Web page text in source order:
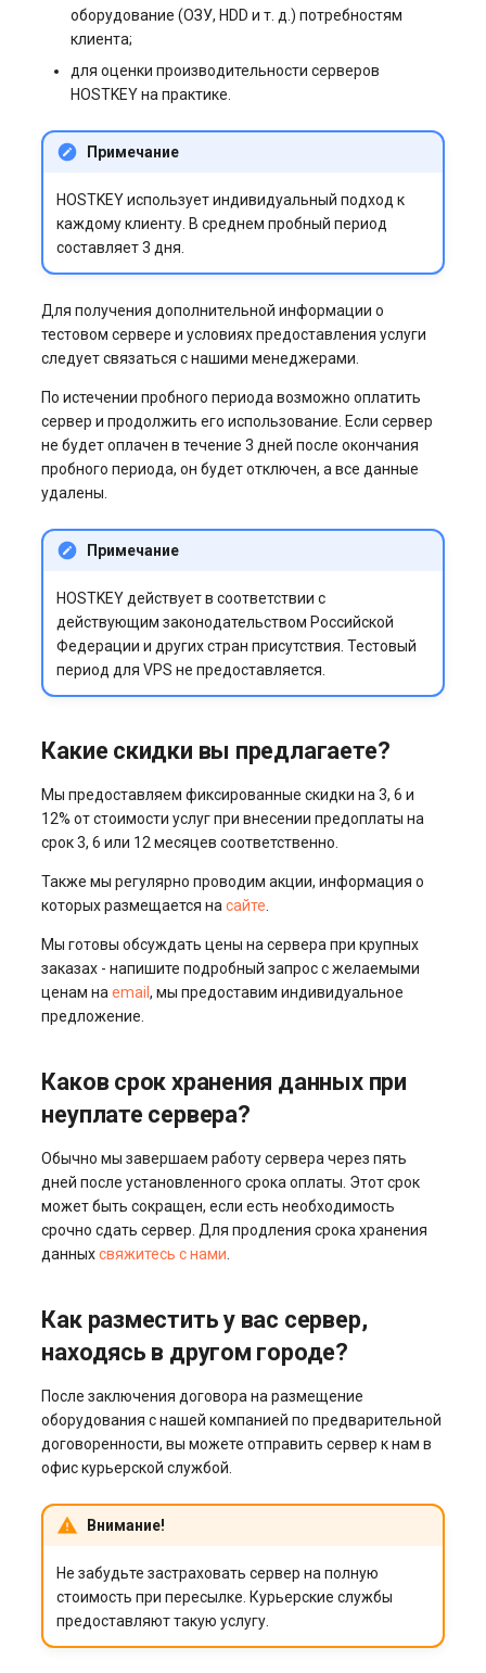
оборудование (ОЗУ, HDD и т. д.) потребностям
клиента;
для оценки производительности серверов
HOSTKEY на практике.
Примечание
HOSTKEY использует индивидуальный подход к
каждому клиенту. В среднем пробный период
составляет 3 дня.
Для получения дополнительной информации о
тестовом сервере и условиях предоставления услуги
следует связаться с нашими менеджерами.
По истечении пробного периода возможно оплатить
сервер и продолжить его использование. Если сервер
не будет оплачен в течение 3 дней после окончания
пробного периода, он будет отключен, а все данные
удалены.
Примечание
HOSTKEY действует в соответствии с
действующим законодательством Российской
Федерации и других стран присутствия. Тестовый
период для VPS не предоставляется.
Какие скидки вы предлагаете?
Мы предоставляем фиксированные скидки на 3, 6 и
12% от стоимости услуг при внесении предоплаты на
срок 3, 6 или 12 месяцев соответственно.
Также мы регулярно проводим акции, информация о
которых размещается насайте
Мы готовы обсуждать цены на сервера при крупных
заказах - напишите подробный запрос с желаемыми
ценам наemail, мы предоставим индивидуальное
предложение.
Каков срок хранения данных при
неуплате сервера?
Обычно мы завершаем работу сервера через пять
дней после установленного срока оплаты. Этот срок
может быть сокращен, если есть необходимость
срочно сдать сервер. Для продления срока хранения
данныхсвяжитесь с нами
Как разместить у вас сервер,
находясь в другом городе?
После заключения договора на размещение
оборудования с нашей компанией по предварительной
договоренности, вы можете отправить сервер к нам в
офис курьерской службой.
Внимание!
Не забудьте застраховать сервер на полную
стоимость при пересылке. Курьерские службы
предоставляют такую услугу.